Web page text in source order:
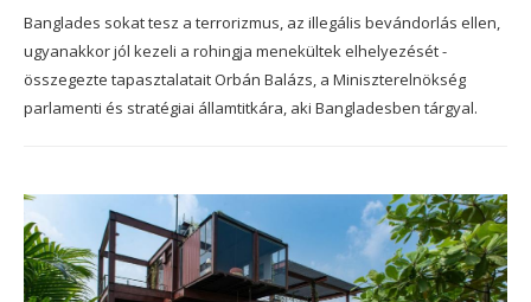
Banglades sokat tesz a terrorizmus, az illegális bevándorlás ellen,
ugyanakkor jól kezeli a rohingja menekültek elhelyezését -
összegezte tapasztalatait Orbán Balázs, a Miniszterelnökség
parlamenti és stratégiai államtitkára, aki Bangladesben tárgyal.